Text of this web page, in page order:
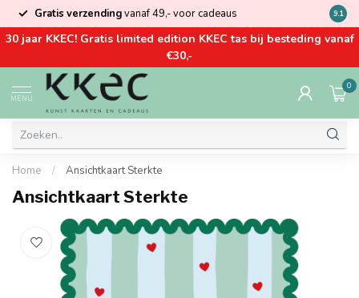
Gratis verzendingvanaf 49,- voor cadeaus Kom
9.1
30 jaar KKEC! Gratis limited edition KKEC tas bij besteding vanaf
€30,-
MENU
0
Home / Ansichtkaart Sterkte
Ansichtkaart Sterkte